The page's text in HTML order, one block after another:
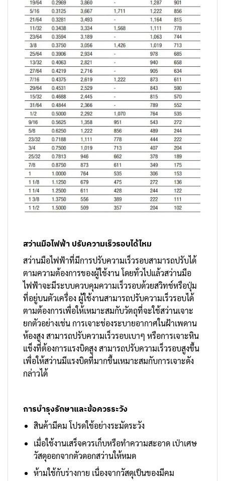
สว่านมือไฟฟ้า ปรับความเร็วรอบได้ไหม
สว่านมือไฟฟ้าที่มีการปรับความเร็วรอบสามารถปรับได้
ตามความต้องการของผู้ใช้งาน โดยทั่วไปแล้วสว่านมือ
ไฟฟ้าจะมีระบบควบคุมความเร็วรอบด้วยสวิทช์หรือปุ่ม
ที่อยู่บนตัวเครื่อง ผู้ใช้งานสามารถปรับความเร็วรอบได้
ตามต้องการเพื่อให้เหมาะสมกับวัตถุที่จะใช้สว่านเจาะ
ยกตัวอย่างเช่น การเจาะช่องระบายอากาศในฝ้าเพดาน
ห้องสูง สามารถปรับความเร็วรอบเบาๆ หรือการเจาะหิน
แข็งที่ต้องการแรงบิดสูง สามารถปรับความเร็วรอบสูงขึ้น
เพื่อให้สว่านมีแรงบิดที่มากขึ้นเหมาะสมกับการเจาะดัง
กล่าวได้
การบำรุงรักษาและข้อควรระวัง
สินค้ามีคม โปรดใช้อย่างระมัดระวัง
เมื่อใช้งานเสร็จควรเก็บหรือทำความสะอาด เป่าเศษ
วัสดุออกจากตัวดอกสว่านให้หมด
ห้ามใช้กับร่างกาย เนื่องจากวัสดุเป็นของมีคม